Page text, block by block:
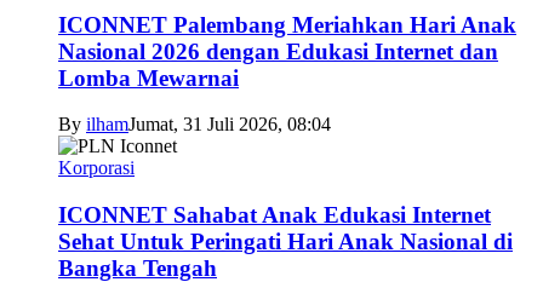
ICONNET Palembang Meriahkan Hari Anak
Nasional 2026 dengan Edukasi Internet dan
Lomba Mewarnai
By ilhamJumat, 31 Juli 2026, 08:04
Korporasi
ICONNET Sahabat Anak Edukasi Internet
Sehat Untuk Peringati Hari Anak Nasional di
Bangka Tengah